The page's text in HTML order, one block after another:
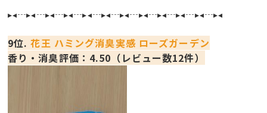
▸◂┄▸◂┄▸◂┄▸◂┄▸◂┄▸◂┄▸◂┄▸◂┄▸◂┄▸◂┄▸◂┄▸◂
9位.花王 ハミング消臭実感 ローズガーデン
香り・消臭評価：4.50（レビュー数12件）